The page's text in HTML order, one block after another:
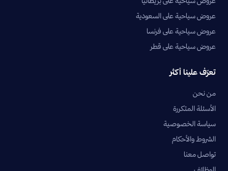
عروض سياحية على السعودية
عروض سياحية على فرنسا
عروض سياحية على قطر
تعرّف علينا أكثر
من نحن
الأسئلة المتكررة
سياسة الخصوصية
الشروط والأحكام
تواصل معنا